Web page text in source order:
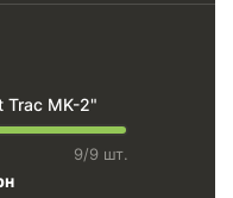
Trac MK-2"
9/9 шт.